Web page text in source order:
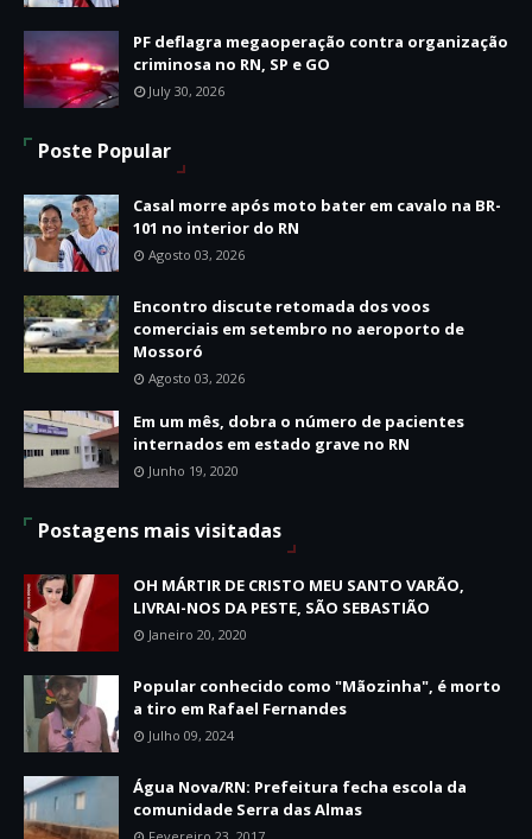
PF deflagra megaoperação contra organização
criminosa no RN, SP e GO
July 30, 2026
Poste Popular
Casal morre após moto bater em cavalo na BR-
101 no interior do RN
Agosto 03, 2026
Encontro discute retomada dos voos
comerciais em setembro no aeroporto de
Mossoró
Agosto 03, 2026
Em um mês, dobra o número de pacientes
internados em estado grave no RN
Junho 19, 2020
Postagens mais visitadas
OH MÁRTIR DE CRISTO MEU SANTO VARÃO,
LIVRAI-NOS DA PESTE, SÃO SEBASTIÃO
Janeiro 20, 2020
Popular conhecido como "Mãozinha", é morto
a tiro em Rafael Fernandes
Julho 09, 2024
Água Nova/RN: Prefeitura fecha escola da
comunidade Serra das Almas